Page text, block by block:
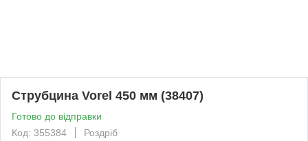
Струбцина Vorel 450 мм (38407)
Готово до відправки
Код: 355384
Роздріб